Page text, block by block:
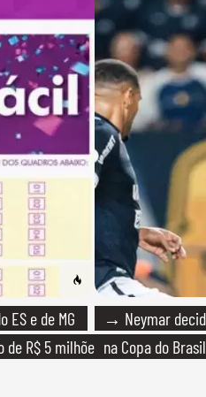
e de MG
R$ 5 milhões
→ Neymar
na Copa do Brasil